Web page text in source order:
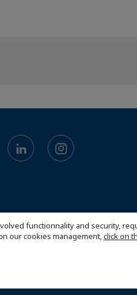
functionnality and security,
our cookies management,click on